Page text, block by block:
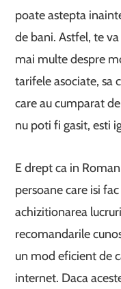
poate astepta
de bani. Astfel, te
mai multe despre
tarifele asociate, sa
care au cumparat
nu poti fi gasit, esti
E drept ca in
persoane care isi
achizitionarea
recomandarile
un mod eficient de
internet. Daca